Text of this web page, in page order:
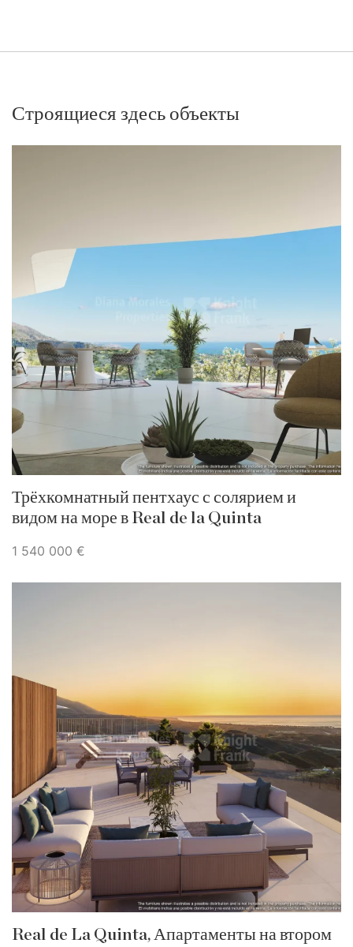
Строящиеся здесь объекты
Трёхкомнатный пентхаус с солярием и
видом на море в Real de la Quinta
1 540 000 €
Real de La Quinta, Апартаменты на втором